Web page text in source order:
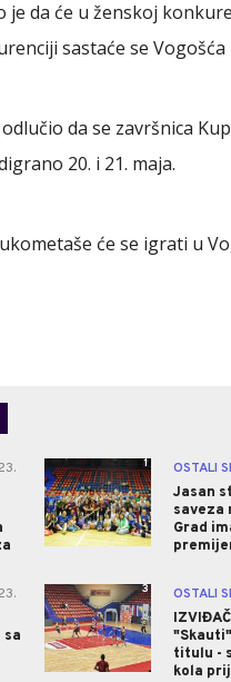
da će u ženskoj
sastaće se
da se završnica
20. i 21. maja.
će se igrati u
1 OSTALI
Jasan
saveza
Grad
3 OSTALI
titulu -
kola